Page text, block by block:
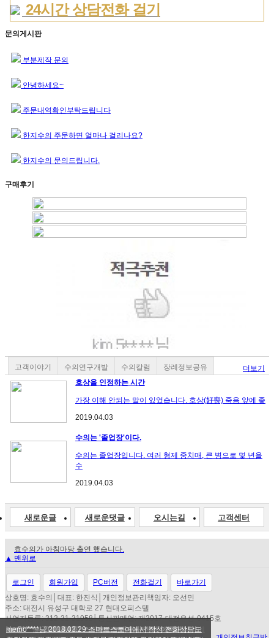
24시간 상담전화 걸기
문의게시판
부분제작 문의
안녕하세요~
주문내역확인부탁드립니다
한지수의 주문하면 얼마나 걸리나요?
한지수의 문의드립니다.
구매후기
ngd_****님 2018.04.23 스마트스토어에서 작성수의는 처음
kore****님 2018.04.19 스마트스토어에서 작성 저렴한 가격에
jess****님 2018.04.19 스마트스토어에서 작성친절하게 상담
kim5****님 2018.04.01 스마트스토어에서 작성 이백이상의
memo****님 2018.03.29 스마트스토어에서 작성 전화상담도
고객이야기 수의연구개발 수의칼럼 장례정보공유
더보기
호상을 인정하는 시간
가장 이해 안되는 말이 있었습니다. 호상(好喪) 죽음 앞에 좋
2019.04.03
수의는 '졸업장'이다.
수의는 졸업장입니다. 여러 형제 중치매, 큰 병으로 몇 년을
수
2019.04.03
새로운글 새로운댓글 오시는길 고객센터
수의선택방법 및 요령을 알려드립니다.
수의 11종 원단시험성적서 취득.
효수의가 아침마당 출연 했습니다.
새벽배송 정책 유지하는 이유
효도수의 효 수의! 다시 시작합니다.
▲ 맨위로
로그인 회원가입 PC버전 전화걸기
바로가기
상호명: 효수의│대표: 한진식│개인정보관리책임자: 오선민
주소: 대전시 유성구 대학로 27 현대오피스텔
사업자등록: 312-31-31958│통신판매업: 제2017-대전유성-0415호